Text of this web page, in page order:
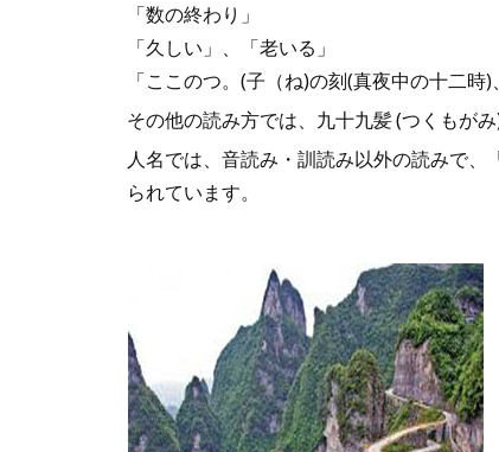
「数の終わり」
「久しい」、「老いる」
「ここのつ。(子（ね)の刻(真夜中の十二
その他の読み方では、九十九髪 (つくもが
人名では、音読み・訓読み以外の読みで
られています。